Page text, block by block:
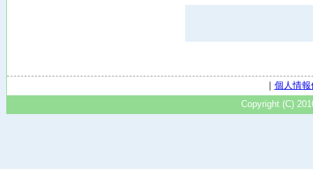
｜ 個人情
Copyright (C)